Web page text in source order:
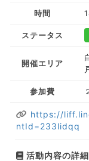
時間
ステータス
開催エリア
参加費
https://
ntId=233lidqq
活動内容の詳細